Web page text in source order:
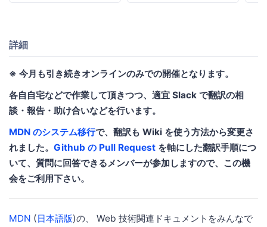
詳細
※ 今月も引き続きオンラインのみでの開催となります。
各自自宅などで作業して頂きつつ、適宜 Slack で翻訳の相
談・報告・助け合いなどを行います。
MDN のシステム移行で、翻訳も Wiki を使う方法から変更さ
れました。 Github の Pull Request を軸にした翻訳手順につ
いて、質問に回答できるメンバーが参加しますので、この機
会をご利用下さい。
MDN (日本語版)の、 Web 技術関連ドキュメントをみんなで